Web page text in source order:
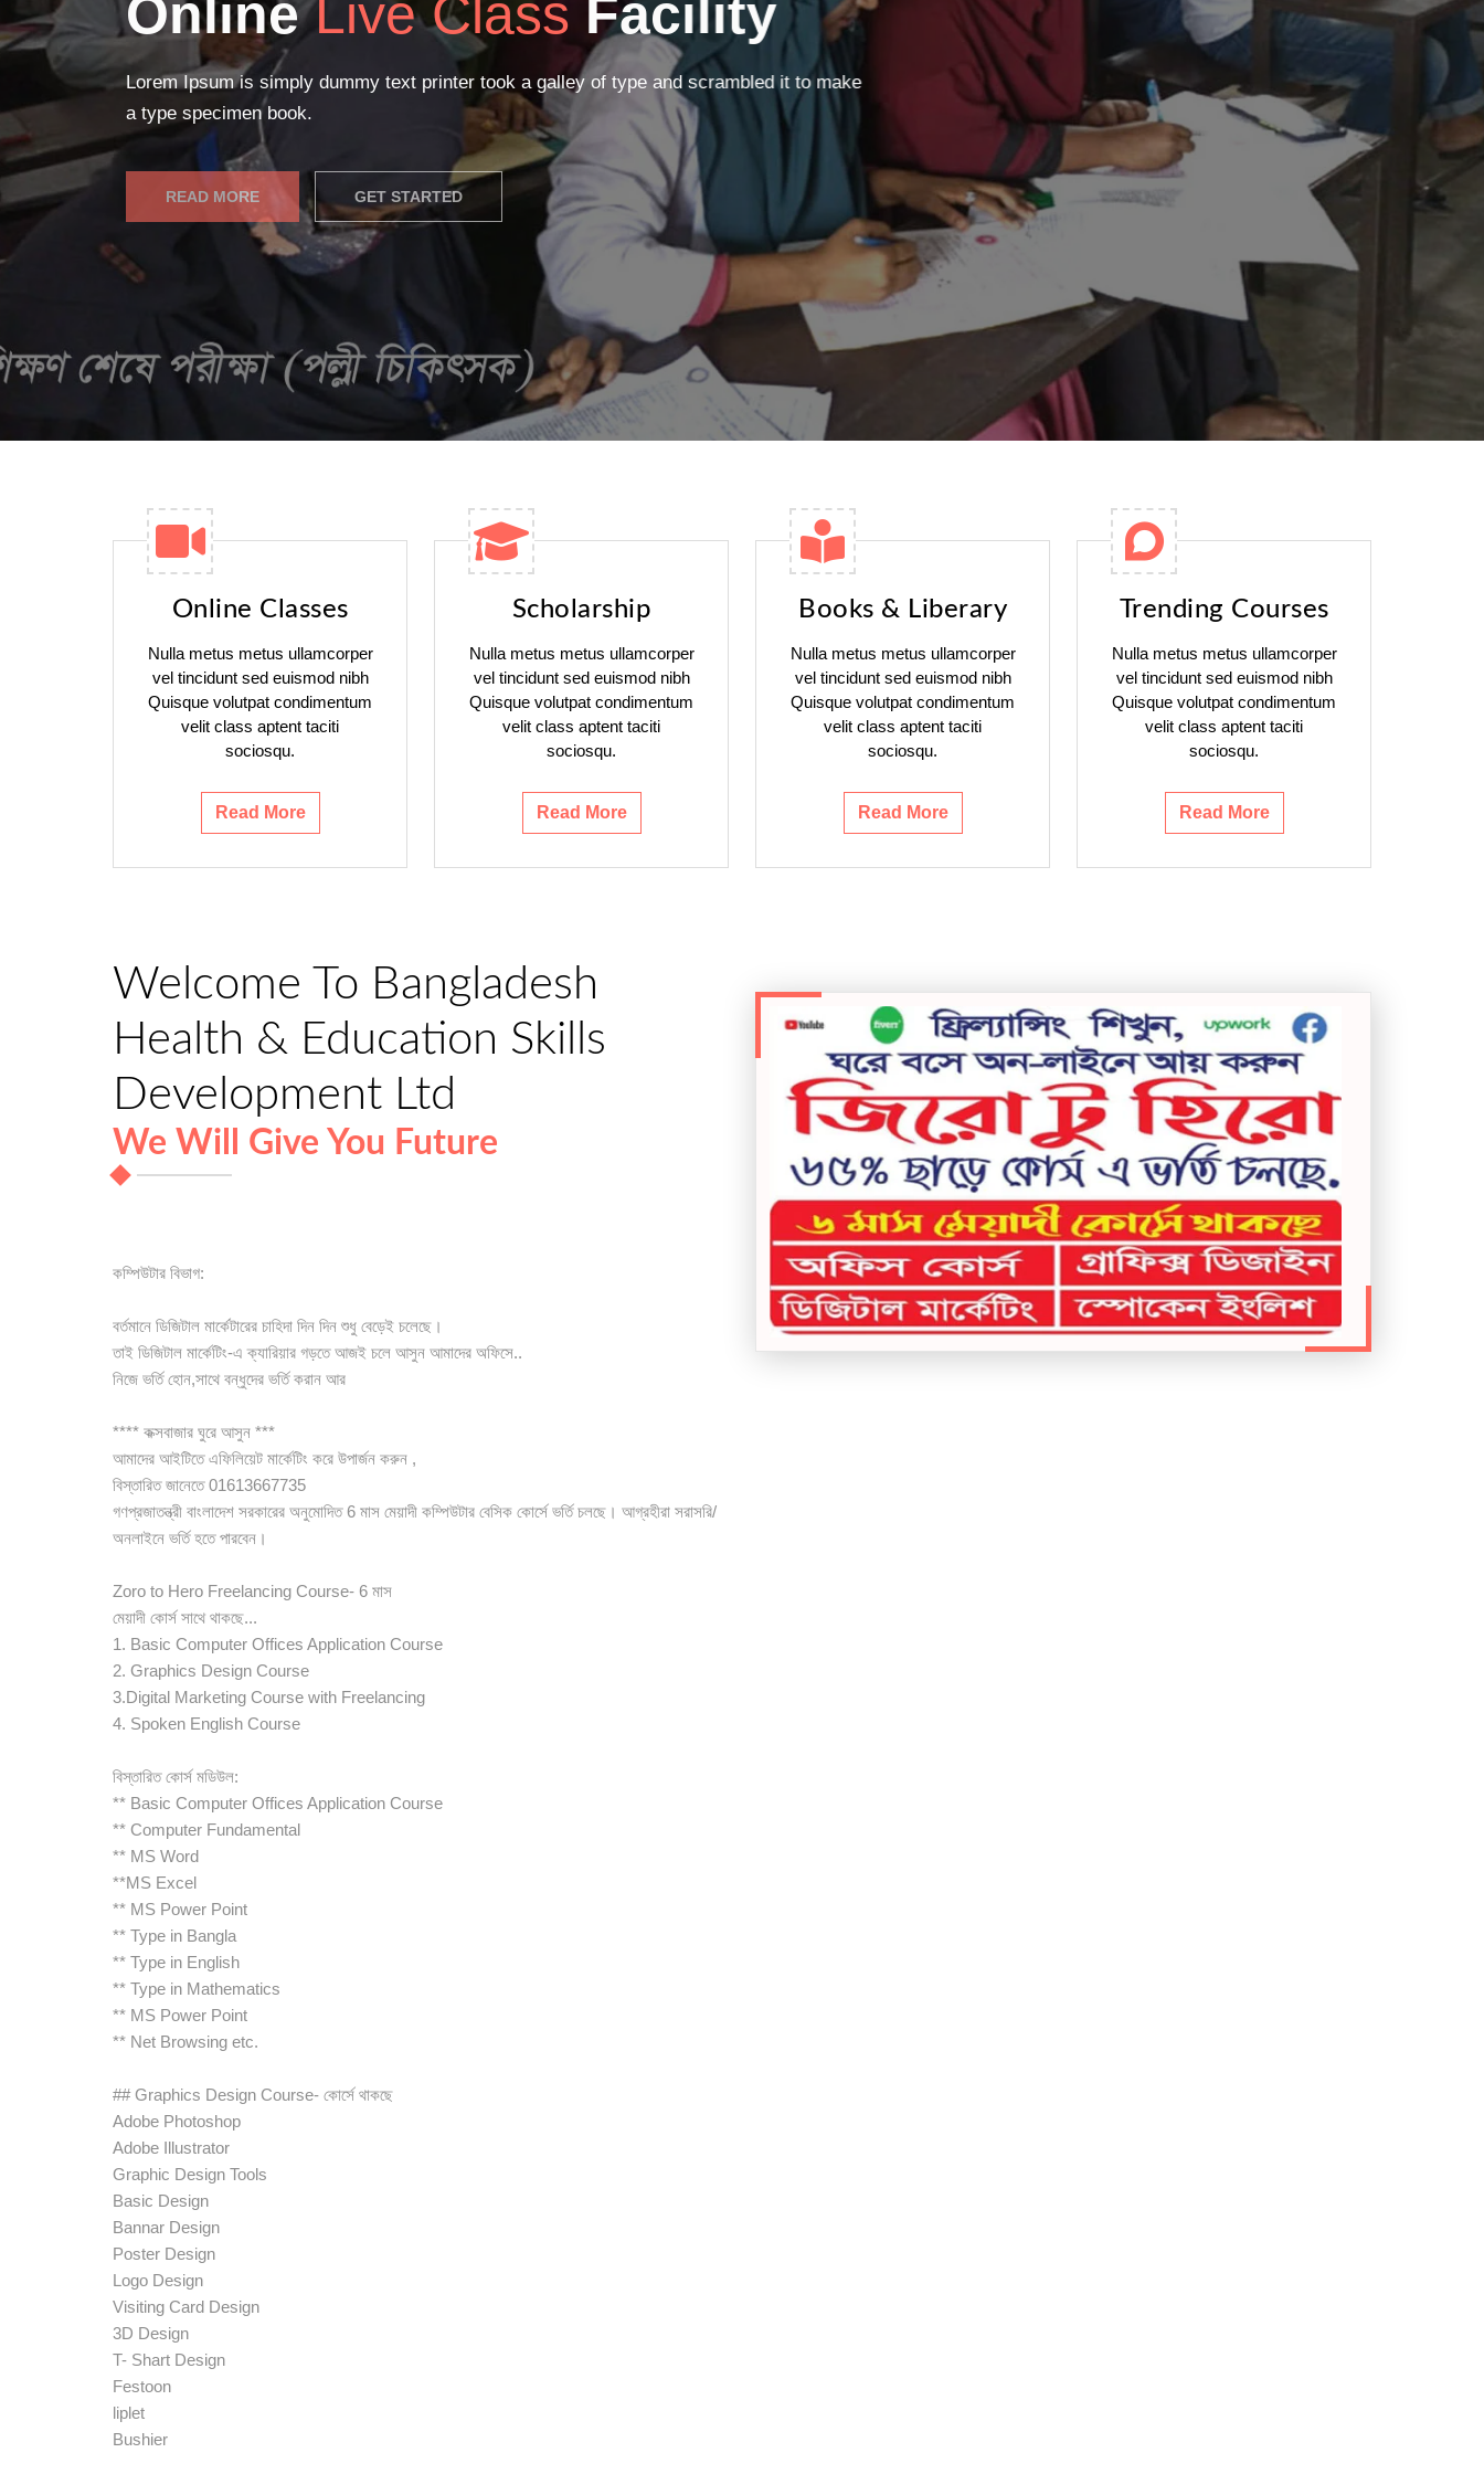
OnlineLive Class Facility
Lorem Ipsum is simply dummy text printer took a galley of type and scrambled it to make
a type specimen book.
READ MORE GET STARTED
Online Classes
Nulla metus metus ullamcorper
vel tincidunt sed euismod nibh
Quisque volutpat condimentum
velit class aptent taciti
sociosqu.
Read More
Scholarship
Nulla metus metus ullamcorper
vel tincidunt sed euismod nibh
Quisque volutpat condimentum
velit class aptent taciti
sociosqu.
Read More
Books & Liberary
Nulla metus metus ullamcorper
vel tincidunt sed euismod nibh
Quisque volutpat condimentum
velit class aptent taciti
sociosqu.
Read More
Trending Courses
Nulla metus metus ullamcorper
vel tincidunt sed euismod nibh
Quisque volutpat condimentum
velit class aptent taciti
sociosqu.
Read More
Welcome To Bangladesh
Health & Education Skills
Development Ltd
We Will Give You Future
কম্পিউটার বিভাগ:
বর্তমানে ডিজিটাল মার্কেটারের চাহিদা দিন দিন শুধু বেড়েই চলেছে।
তাই ডিজিটাল মার্কেটিং-এ ক্যারিয়ার গড়তে আজই চলে আসুন আমাদের অফিসে..
নিজে ভর্তি হোন,সাথে বন্ধুদের ভর্তি করান আর
**** কক্সবাজার ঘুরে আসুন ***
আমাদের আইটিতে এফিলিয়েট মার্কেটিং করে উপার্জন করুন ,
বিস্তারিত জানেতে 01613667735
গণপ্রজাতন্ত্রী বাংলাদেশ সরকারের অনুমোদিত 6 মাস মেয়াদী কম্পিউটার বেসিক কোর্সে ভর্তি চলছে। আগ্রহীরা সরাসরি/
অনলাইনে ভর্তি হতে পারবেন।
Zoro to Hero Freelancing Course- 6 মাস
মেয়াদী কোর্স সাথে থাকছে...
1. Basic Computer Offices Application Course
2. Graphics Design Course
3.Digital Marketing Course with Freelancing
4. Spoken English Course
বিস্তারিত কোর্স মডিউল:
** Basic Computer Offices Application Course
** Computer Fundamental
** MS Word
**MS Excel
** MS Power Point
** Type in Bangla
** Type in English
** Type in Mathematics
** MS Power Point
** Net Browsing etc.
## Graphics Design Course- কোর্সে থাকছে
Adobe Photoshop
Adobe Illustrator
Graphic Design Tools
Basic Design
Bannar Design
Poster Design
Logo Design
Visiting Card Design
3D Design
T- Shart Design
Festoon
liplet
Bushier